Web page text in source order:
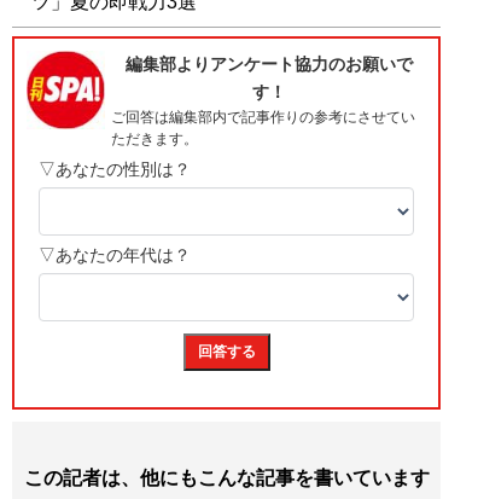
この記者は、他にもこんな記事を書いています